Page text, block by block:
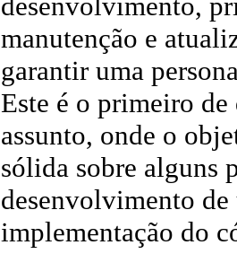
manutenção e
garantir uma
Este é o primeiro
assunto, onde o
sólida sobre alguns
desenvolvimento
implementação do